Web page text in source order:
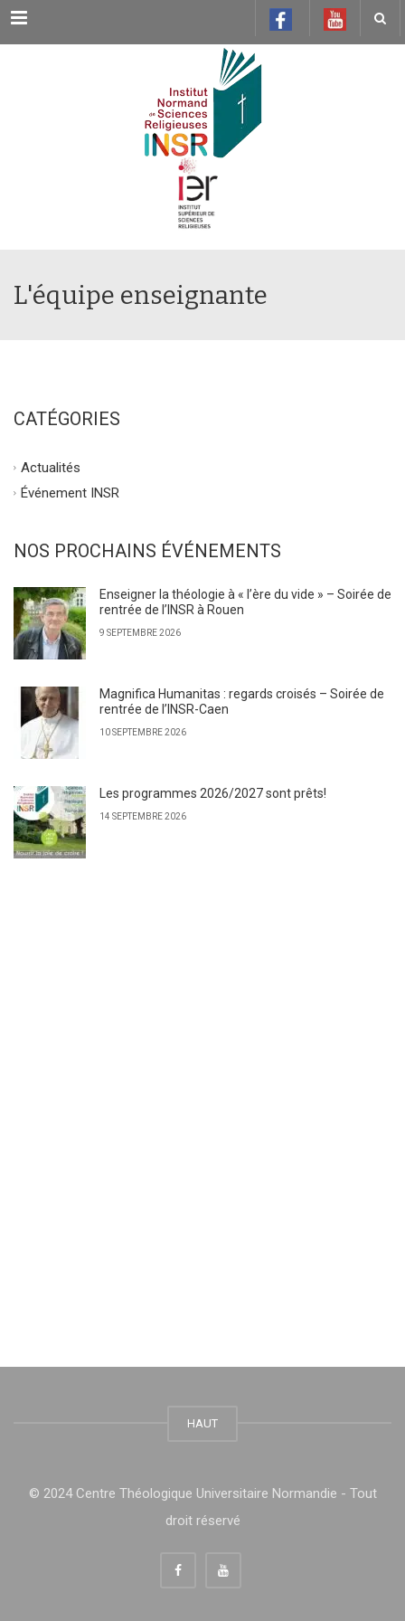
Menu
L'équipe enseignante
CATÉGORIES
Actualités
Événement INSR
NOS PROCHAINS ÉVÉNEMENTS
Enseigner la théologie à « l’ère du vide » – Soirée de
rentrée de l’INSR à Rouen
9 SEPTEMBRE 2026
Magnifica Humanitas : regards croisés – Soirée de
rentrée de l’INSR-Caen
10 SEPTEMBRE 2026
Les programmes 2026/2027 sont prêts!
14 SEPTEMBRE 2026
HAUT
© 2024 Centre Théologique Universitaire Normandie - Tout
droit réservé